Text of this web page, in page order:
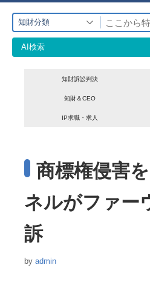
プ
知財分類
AI検索
知財訴訟判決
知財＆CEO
IP求職・求人
商標権侵害
ネルがファー
訴
by admin